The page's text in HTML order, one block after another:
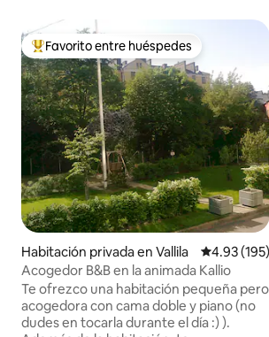
Favorito entre huéspedes preferido
Favorito entre huéspedes
Habitación privada en Vallila
4.93 (195)
Acogedor B&B en la animada Kallio
Te ofrezco una habitación pequeña pero
acogedora con cama doble y piano (no
dudes en tocarla durante el día :) ).